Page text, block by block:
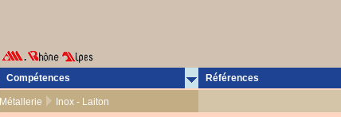
Compétences Références
Métallerie Inox - Laiton